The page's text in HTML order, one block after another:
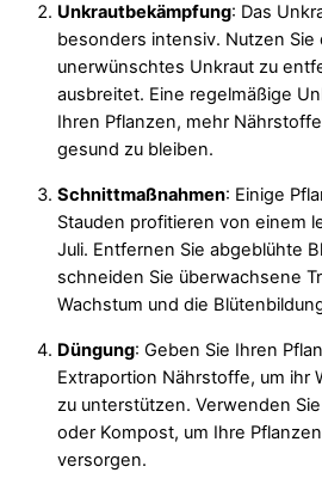
Unkrautbekämpfung: Das
besonders intensiv. Nutzen Sie
unerwünschtes Unkraut zu
ausbreitet. Eine regelmäßige
Ihren Pflanzen, mehr
gesund zu bleiben.
Schnittmaßnahmen: Einige
Stauden profitieren von einem
Juli. Entfernen Sie abgeblühte
schneiden Sie überwachsene
Wachstum und die
Düngung: Geben Sie Ihren
Extraportion Nährstoffe, um ihr
zu unterstützen. Verwenden
oder Kompost, um Ihre
versorgen.